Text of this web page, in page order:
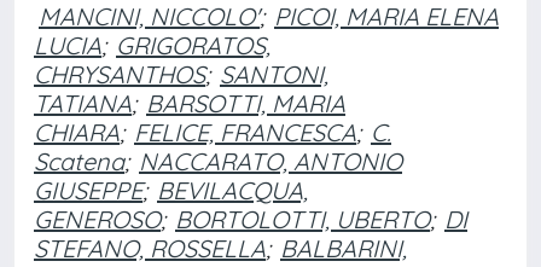
MANCINI, NICCOLO'; PICOI, MARIA ELENA
LUCIA; GRIGORATOS,
CHRYSANTHOS; SANTONI,
TATIANA; BARSOTTI, MARIA
CHIARA; FELICE, FRANCESCA; C.
Scatena; NACCARATO, ANTONIO
GIUSEPPE; BEVILACQUA,
GENEROSO; BORTOLOTTI, UBERTO; DI
STEFANO, ROSSELLA; BALBARINI,